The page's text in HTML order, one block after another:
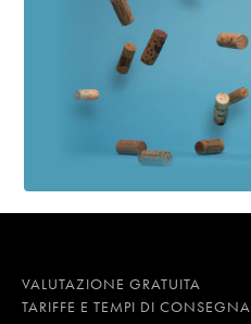
VALUTAZIONE GRATUITA
TARIFFE E TEMPI DI CONSEGNA